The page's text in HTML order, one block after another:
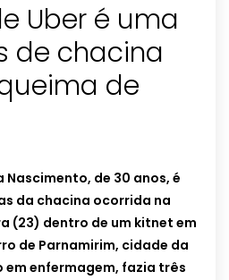
Uber é uma
de chacina
de
Nascimento, de 30 anos, é
da chacina ocorrida na
(23) dentro de um kitnet em
de Parnamirim, cidade da
em enfermagem, fazia três